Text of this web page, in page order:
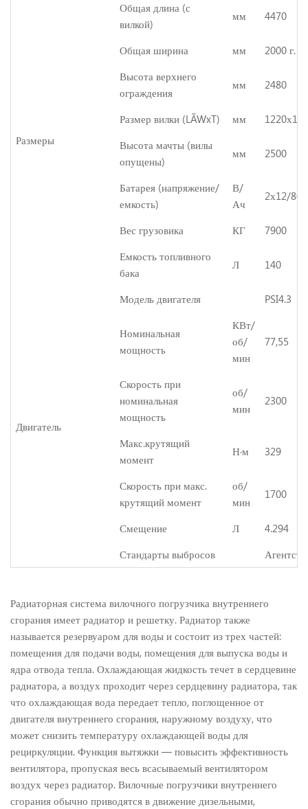
Размеры
Общая длина (с
вилкой)
мм 4470
Общая ширина мм
2000 г.
Высота верхнего
ограждения
мм 2480
Размер вилки (LÃWxT) мм
Высота мачты (вилы
опущены)
мм 2500
Батарея (напряжение/
емкость)
В/
Ач
2х12/80
Вес грузовика КГ
7900
Емкость топливного
бака
Л 140
Двигатель
Модель двигателя PSI4.3
Номинальная
мощность
КВт/
об/
мин
77,55
Скорость при
номинальная
мощность
об/
мин
2300
Макс.крутящий
момент
Н·м 329
Скорость при макс.
крутящий момент
об/
мин
1700
Смещение Л
4.294
Стандарты выбросов
Радиаторная система вилочного погрузчика внутреннего
сгорания имеет радиатор и решетку. Радиатор также
называется резервуаром для воды и состоит из трех частей:
помещения для подачи воды, помещения для выпуска воды и
ядра отвода тепла. Охлаждающая жидкость течет в сердцевине
радиатора, а воздух проходит через сердцевину радиатора, так
что охлаждающая вода передает тепло, поглощенное от
двигателя внутреннего сгорания, наружному воздуху, что
может снизить температуру охлаждающей воды для
рециркуляции. Функция вытяжки — повысить эффективность
вентилятора, пропуская весь всасываемый вентилятором
воздух через радиатор. Вилочные погрузчики внутреннего
сгорания обычно приводятся в движение дизельными,